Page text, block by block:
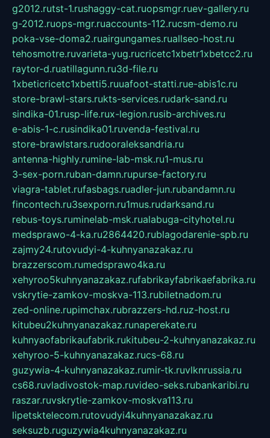
g2012.rutst-1.rushaggy-cat.ruopsmgr.ruev-gallery.ru
g-2012.ruops-mgr.ruaccounts-112.rucsm-demo.ru
poka-vse-doma2.ruairgungames.ruallseo-host.ru
tehosmotre.ruvarieta-yug.rucricetc1xbetr1xbetcc2.ru
raytor-d.ruatillagunn.ru3d-file.ru
1xbeticricetc1xbetti5.ruuafoot-statti.rue-abis1c.ru
store-brawl-stars.rukts-services.rudark-sand.ru
sindika-01.rusp-life.rux-legion.rusib-archives.ru
e-abis-1-c.rusindika01.ruvenda-festival.ru
store-brawlstars.rudooraleksandria.ru
antenna-highly.rumine-lab-msk.ru1-mus.ru
3-sex-porn.ruban-damn.rupurse-factory.ru
viagra-tablet.rufasbags.ruadler-jun.rubandamn.ru
fincontech.ru3sexporn.ru1mus.rudarksand.ru
rebus-toys.ruminelab-msk.rualabuga-cityhotel.ru
medsprawo-4-ka.ru2864420.rublagodarenie-spb.ru
zajmy24.rutovudyi-4-kuhnyanazakaz.ru
brazzerscom.rumedsprawo4ka.ru
xehyroo5kuhnyanazakaz.rufabrikayfabrikaefabrika.ru
vskrytie-zamkov-moskva-113.rubiletnadom.ru
zed-online.rupimchax.rubrazzers-hd.ruz-host.ru
kitubeu2kuhnyanazakaz.runaperekate.ru
kuhnyaofabrikaufabrik.rukitubeu-2-kuhnyanazakaz.ru
xehyroo-5-kuhnyanazakaz.rucs-68.ru
guzywia-4-kuhnyanazakaz.rumir-tk.ruvlknrussia.ru
cs68.ruvladivostok-map.ruvideo-seks.rubankaribi.ru
raszar.ruvskrytie-zamkov-moskva113.ru
lipetsktelecom.rutovudyi4kuhnyanazakaz.ru
seksuzb.ruguzywia4kuhnyanazakaz.ru